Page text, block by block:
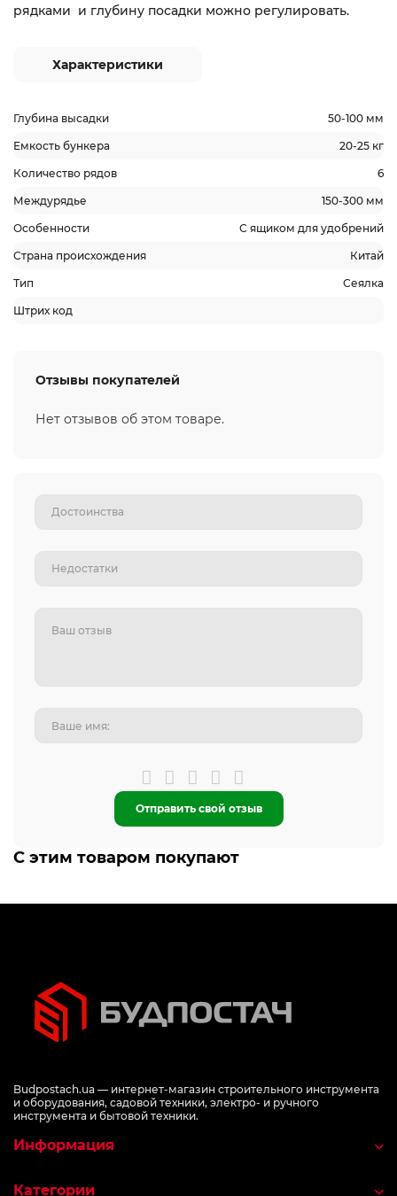
рядками и глубину посадки можно регулировать.
Характеристики
Глубина высадки 50-100 мм
Емкость бункера 20-25 кг
Количество рядов 6
Междурядье 150-300 мм
Особенности С ящиком для удобрений
Страна происхождения Китай
Тип Сеялка
Штрих код
Отзывы покупателей
Нет отзывов об этом товаре.
Отправить свой отзыв
С этим товаром покупают
Budpostach.ua — интернет-магазин строительного инструмента
и оборудования, садовой техники, электро- и ручного
инструмента и бытовой техники.
Информация
Категории